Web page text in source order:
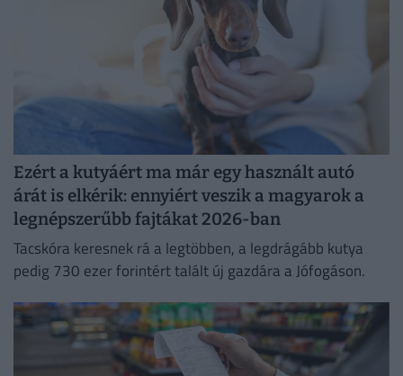
Ezért a kutyáért ma már egy használt autó
árát is elkérik: ennyiért veszik a magyarok a
legnépszerűbb fajtákat 2026-ban
Tacskóra keresnek rá a legtöbben, a legdrágább kutya
pedig 730 ezer forintért talált új gazdára a Jófogáson.